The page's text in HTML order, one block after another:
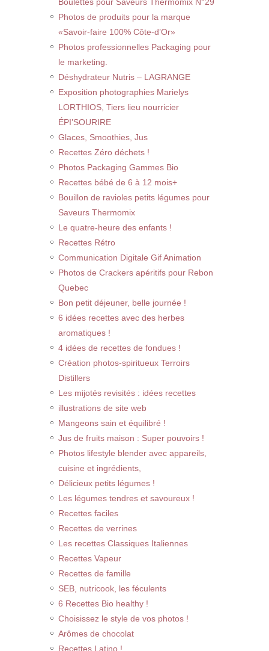
Boulettes pour Saveurs Thermomix N°29
Photos de produits pour la marque
«Savoir-faire 100% Côte-d’Or»
Photos professionnelles Packaging pour
le marketing.
Déshydrateur Nutris – LAGRANGE
Exposition photographies Marielys
LORTHIOS, Tiers lieu nourricier
ÉPI’SOURIRE
Glaces, Smoothies, Jus
Recettes Zéro déchets !
Photos Packaging Gammes Bio
Recettes bébé de 6 à 12 mois+
Bouillon de ravioles petits légumes pour
Saveurs Thermomix
Le quatre-heure des enfants !
Recettes Rétro
Communication Digitale Gif Animation
Photos de Crackers apéritifs pour Rebon
Quebec
Bon petit déjeuner, belle journée !
6 idées recettes avec des herbes
aromatiques !
4 idées de recettes de fondues !
Création photos-spiritueux Terroirs
Distillers
Les mijotés revisités : idées recettes
illustrations de site web
Mangeons sain et équilibré !
Jus de fruits maison : Super pouvoirs !
Photos lifestyle blender avec appareils,
cuisine et ingrédients,
Délicieux petits légumes !
Les légumes tendres et savoureux !
Recettes faciles
Recettes de verrines
Les recettes Classiques Italiennes
Recettes Vapeur
Recettes de famille
SEB, nutricook, les féculents
6 Recettes Bio healthy !
Choisissez le style de vos photos !
Arômes de chocolat
Recettes Latino !